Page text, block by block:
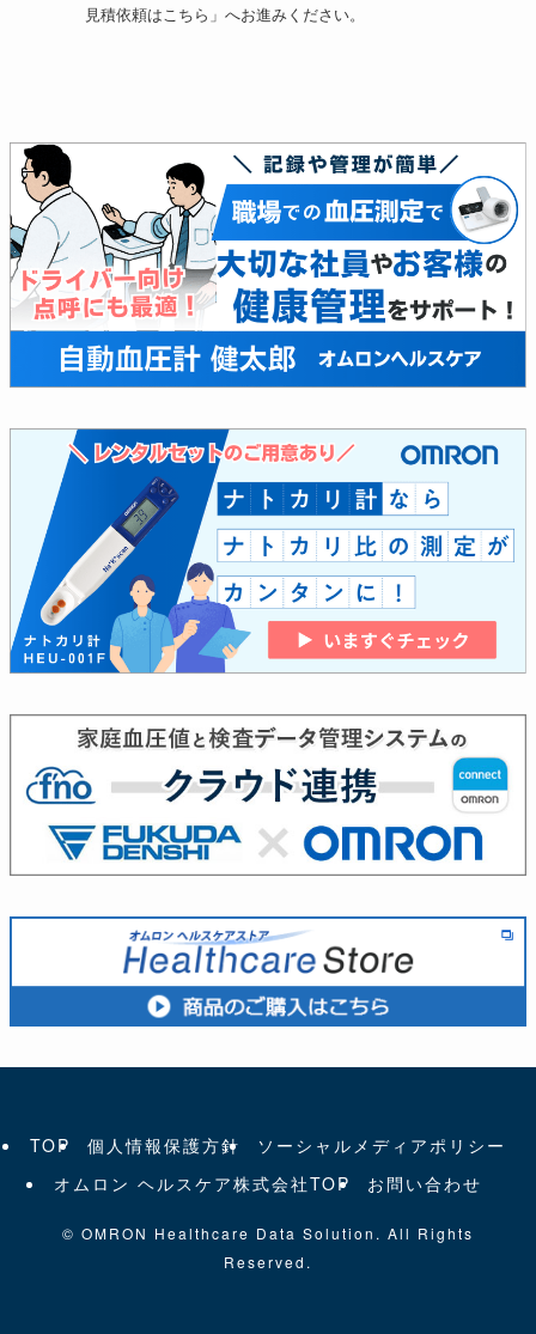
見積依頼はこちら」へお進みください。
TOP 個人情報保護方針
ソーシャルメディアポリシー
オムロン ヘルスケア株式会社TOP
お問い合わせ
© OMRON Healthcare Data Solution. All Rights
Reserved.